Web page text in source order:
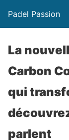
Padel Passion
La
Carbon
qui
parlent